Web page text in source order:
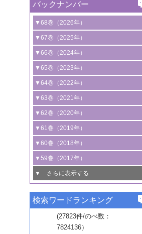
バックナンバー
▼68巻（2026年）
1号 過酸化水素合成に関する研究動向
2号 コンピューター技術により加速する
触媒開発
3号 有機分子変換やCO 資源化のための
光触媒に関する最近の研究
B号 第137回触媒討論会（2026年）
▼67巻（2025年）
1号 CO
水素化によるグリーン燃料/グリ
ーンケミカル製造
2号 水素製造のための水分解技術に関す
る最近の研究
3号 オレフィン系樹脂の精密合成に関す
る最新技術
4号 アルコール類の効率的変換を実現す
る非貴金属触媒の研究動向
5号 ゼオライトの合成と応用における研
究動向
6号 ヘテロ接合界面
B号 第135回触媒討論会（2025年）
▼66巻（2024年）
1号 低次元ナノ構造を有する触媒材料
2号 規制反応場を活用した固体触媒研究
の新展開
3号 未踏分子変換を目指した酸化触媒プ
ロセスの最前線
4号 シンクロトロン放射光および中性子
線を利用した触媒解析技術の最先端
5号 単原子触媒
6号 参照触媒委員会からのお知らせ
B号 第133回触媒討論会（2023年）
▼65巻（2023年）
1号 炭素が関わる触媒機能
2号 プラスチックケミカルリサイクルの
ための触媒技術
3号 非酸化物系金属化合物を基盤とした
触媒材料の開発
4号 格子酸素・格子酸素欠陥を利用した
触媒反応
5号 生体触媒によるエネルギー変換反応
6号 窒素とリンの循環のための触媒・機
能性材料
▼64巻（2022年）
1号 合成ガス製造とCOを用いるケミカル
ズ合成の最新動向
2号 化学品合成のための合金触媒開発
3号 CO の排出削減および有効活用のた
めの触媒技術
4号 若手による情報発信企画～とびたて
若き触媒の研究者たち～（1）
若き触媒の研究者たち～（2）
6号 石油のノーブル・ユースを志向した
触媒技術
▼63巻（2021年）
1号 金触媒の新展開
2号 ペロブスカイト
3号 特殊反応場を利用した触媒的分子変
換反応
4号 多孔質材料を用いた触媒の新展開
5号 情報学的手法を用いた触媒開発
6号 カーボンニュートラルに向けた電解
技術
B号 第127回触媒討論会（2021年・オン
ライン開催(Zoom)のみ）
▼62巻（2020年）
1号 触媒設計を拓く欠陥構造のキャラク
タリゼーション
2号 機能化学品製造に資するクリーンな
触媒的酸化反応
3号 水処理のための触媒化学
4号 光触媒を用いた水分解の最新の研究
動向
5号 次世代の触媒プロセスを支えるマイ
▼61巻（2019年）
1号 物質移動制御に着目した触媒プロセ
ス開発
2号 CO2 フリー水素サプライチェーンに
関わる触媒開発動向
3号 精密高分子合成に関する最近の研究
動向
4号 バイオマス化成品製造のための触媒
▼60巻（2018年）
1号 固体酸触媒の最新の研究動向
2号 二酸化炭素からの有用化学品合成
3号 ナノ粒子・クラスター触媒の最前線
4号 60周年記念企画
5号 進化するゼオライト合成技術
6号 非貴金属系触媒における電気化学的
▼59巻（2017年）
1号 いたるところに，触媒
最先端技術
3号 無機分離膜材料の開発と触媒反応プ
ロセスへの適用
▼…さらに表示する
1号 ユニークな構造の高分子を生み出す触
2号 リグニンからの化成品製造に向けた触
▼57巻（2015年）
1号 水素キャリアにかかわる触媒技術の新
▼56巻（2014年）
検索ワードランキング
(27823件/のべ数：
7824136）